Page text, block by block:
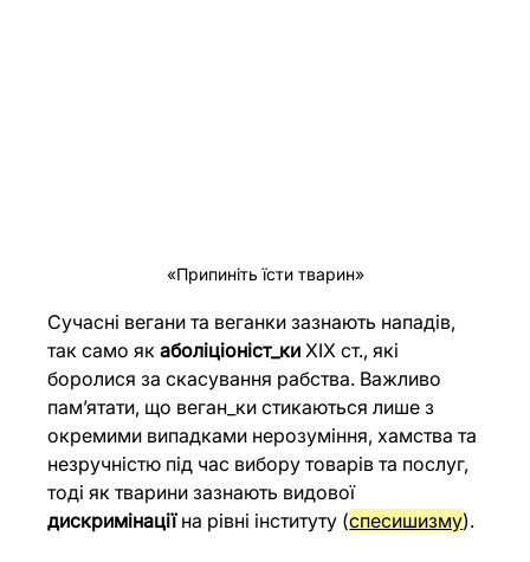
«Припиніть їсти тварин»
Сучасні вегани та веганки зазнають нападів,
так само як аболіціоніст_ки ХІХ ст., які
боролися за скасування рабства. Важливо
пам’ятати, що веган_ки стикаються лише з
окремими випадками нерозуміння, хамства та
незручністю під час вибору товарів та послуг,
тоді як тварини зазнають видової
дискримінації на рівні інституту (спесишизму).